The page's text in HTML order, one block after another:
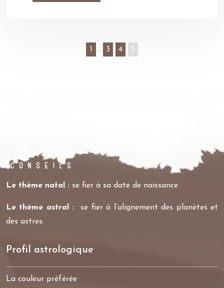
1 … 3 4 5
Le thème natal : se fier à sa date de naissance
Le thème astral :
se fier à l’alignement des planètes et
des astres.
Profil astrologique
La couleur préférée